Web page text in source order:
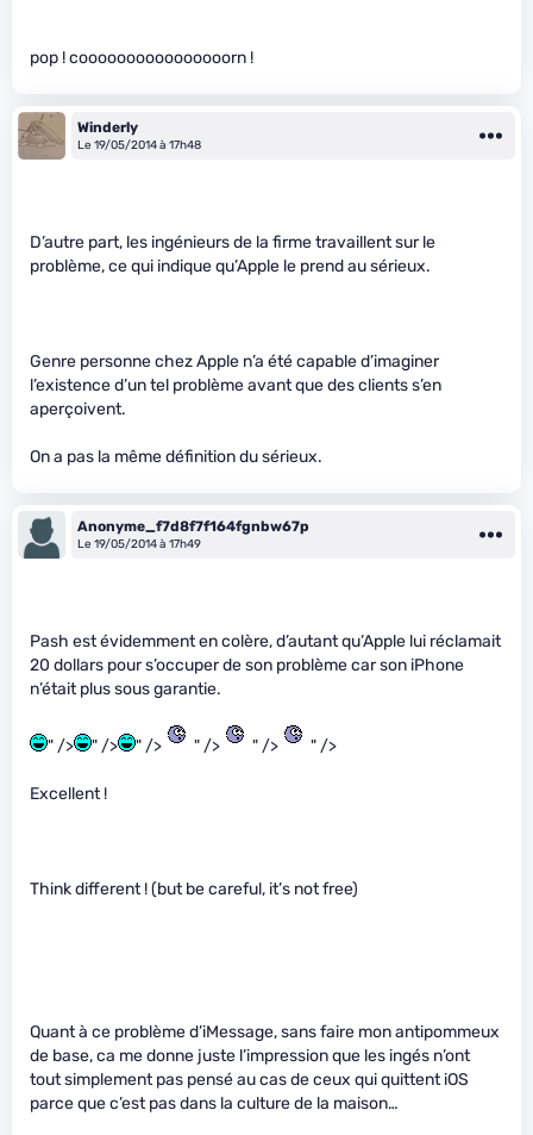
pop ! coooooooooooooooorn !
Winderly
Le 19/05/2014 à 17h48
D’autre part, les ingénieurs de la firme travaillent sur le
problème, ce qui indique qu’Apple le prend au sérieux.
Genre personne chez Apple n’a été capable d’imaginer
l’existence d’un tel problème avant que des clients s’en
aperçoivent.
On a pas la même définition du sérieux.
Anonyme_f7d8f7f164fgnbw67p
Le 19/05/2014 à 17h49
Pash est évidemment en colère, d’autant qu’Apple lui réclamait
20 dollars pour s’occuper de son problème car son iPhone
n’était plus sous garantie.
" /> " /> " /> " /> " /> " />
Excellent !
Think different ! (but be careful, it’s not free)
Quant à ce problème d’iMessage, sans faire mon antipommeux
de base, ca me donne juste l’impression que les ingés n’ont
tout simplement pas pensé au cas de ceux qui quittent iOS
parce que c’est pas dans la culture de la maison…